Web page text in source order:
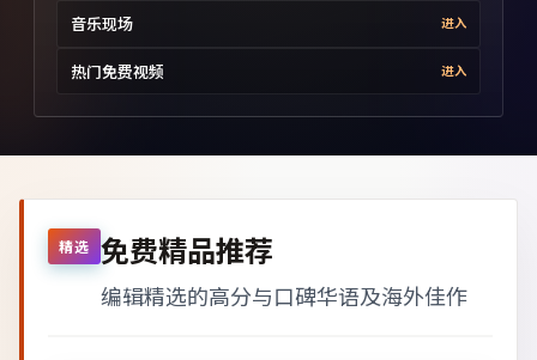
音乐现场 进入
热门免费视频 进入
精选 免费精品推荐
编辑精选的高分与口碑华语及海外佳作